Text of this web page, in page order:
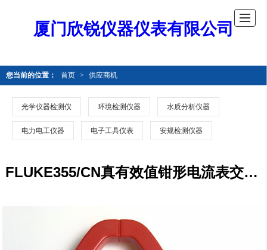
厦门欣锐仪器仪表有限公司
您当前的位置： 首页 > 供应商机
光学仪器检测仪 环境检测仪器 水质分析仪器
电力电工仪器 电子工具仪表 安规检测仪器
FLUKE355/CN真有效值钳形电流表交直流FLUKE356/CN钳形表F353